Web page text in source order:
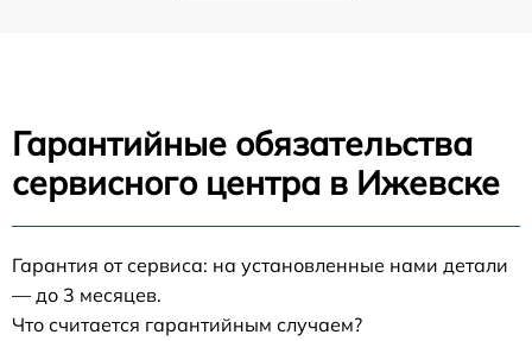
Гарантийные обязательства
сервисного центра в Ижевске
Гарантия от сервиса: на установленные нами детали
— до 3 месяцев.
Что считается гарантийным случаем?